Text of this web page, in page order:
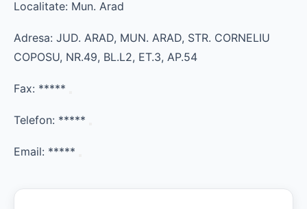
Localitate: Mun. Arad
Adresa: JUD. ARAD, MUN. ARAD, STR. CORNELIU
COPOSU, NR.49, BL.L2, ET.3, AP.54
Fax: *****
Telefon: *****
Email: *****